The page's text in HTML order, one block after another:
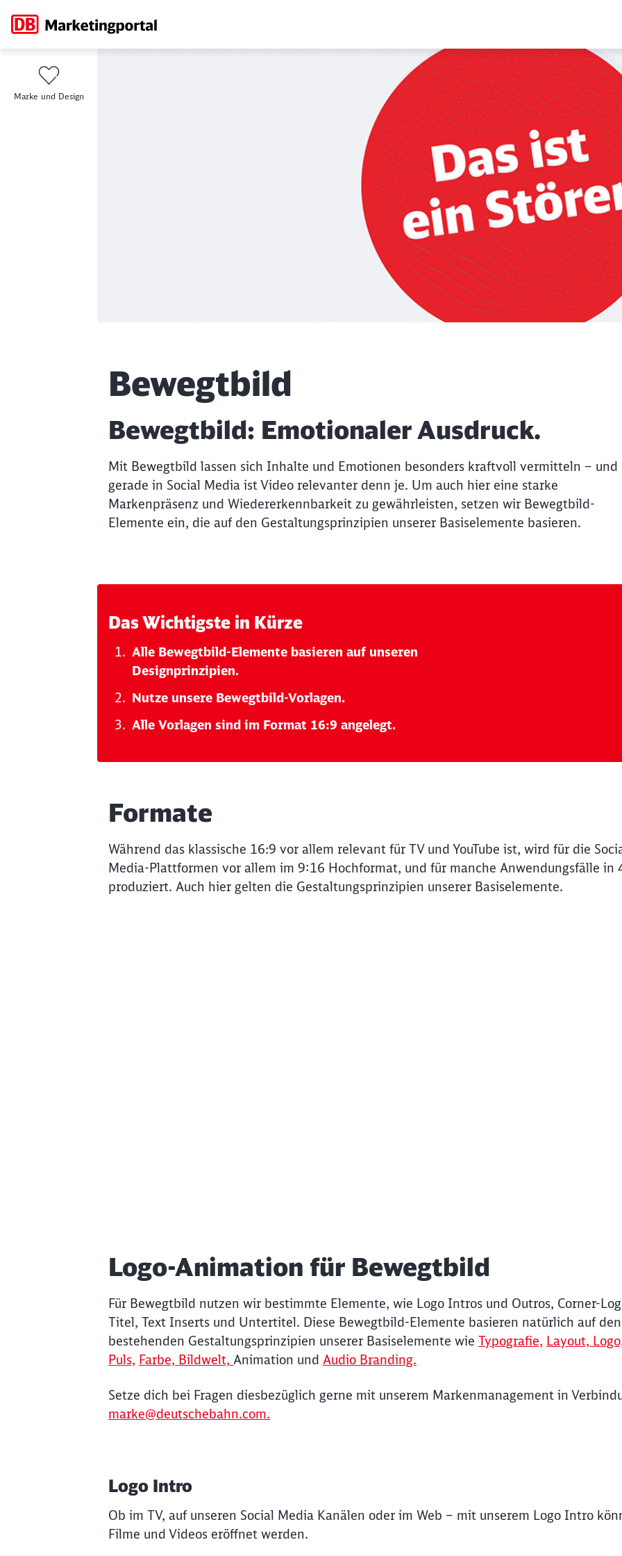
Bewegtbild
Marke und Design
Artikel:
Bewegtbild
Bewegtbild: Emotionaler Ausdruck.
Mit Bewegtbild lassen sich Inhalte und Emotionen besonders kraftvoll vermitteln – und
gerade in Social Media ist Video relevanter denn je. Um auch hier eine starke
Markenpräsenz und Wiedererkennbarkeit zu gewährleisten, setzen wir Bewegtbild-
Elemente ein, die auf den Gestaltungsprinzipien unserer Basiselemente basieren.
Das Wichtigste in Kürze
Alle Bewegtbild-Elemente basieren auf unseren
Designprinzipien.
Nutze unsere Bewegtbild-Vorlagen.
Alle Vorlagen sind im Format 16:9 angelegt.
Formate
Während das klassische 16:9 vor allem relevant für TV und YouTube ist, wird für die
Media-Plattformen vor allem im 9:16 Hochformat, und für manche Anwendungsfälle in
produziert. Auch hier gelten die Gestaltungsprinzipien unserer Basiselemente.
Logo-Animation für Bewegtbild
Für Bewegtbild nutzen wir bestimmte Elemente, wie Logo Intros und Outros, Corner-
Titel, Text Inserts und Untertitel. Diese Bewegtbild-Elemente basieren natürlich auf den
bestehenden Gestaltungsprinzipien unserer Basiselemente wie Typografie, Layout,
Puls, Farbe, Bildwelt, Animation und Audio Branding.
Setze dich bei Fragen diesbezüglich gerne mit unserem Markenmanagement in
marke@deutschebahn.com.
Logo Intro
Ob im TV, auf unseren Social Media Kanälen oder im Web – mit unserem Logo Intro
Filme und Videos eröffnet werden.